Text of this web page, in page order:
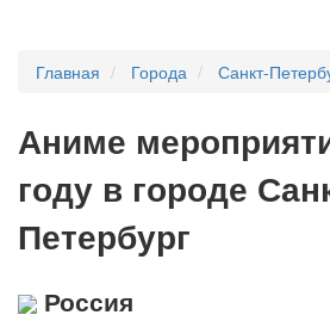
Главная Города Санкт-
Аниме
году в городе
Петербург
Россия